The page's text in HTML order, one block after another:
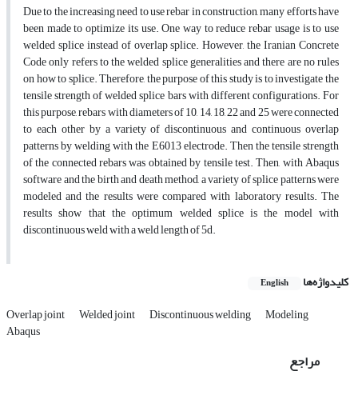
Due to the increasing need to use rebar in construction, many efforts have
been made to optimize its use. One way to reduce rebar usage is to use
welded splice instead of overlap splice. However, the Iranian Concrete
Code only refers to the welded splice generalities and there are no rules
on how to splice. Therefore, the purpose of this study is to investigate the
tensile strength of welded splice bars with different configurations. For
this purpose, rebars with diameters of 10, 14, 18, 22 and 25 were connected
to each other by a variety of discontinuous and continuous overlap
patterns by welding with the E6013 electrode. Then the tensile strength
of the connected rebars was obtained by tensile test. Then, with Abaqus
software and the birth and death method, a variety of splice patterns were
modeled and the results were compared with laboratory results. The
results show that the optimum welded splice is the model with
discontinuous weld with a weld length of 5d.
کلیدواژه‌ها English
Overlap joint Welded joint Discontinuous welding Modeling
Abaqus
مراجع